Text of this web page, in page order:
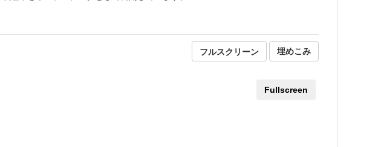
フルスクリーン 埋めこみ
Fullscreen